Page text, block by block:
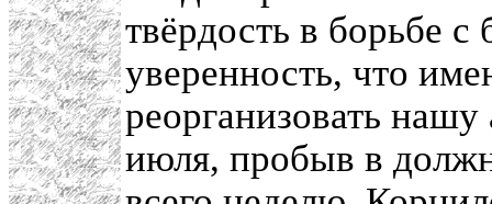
твёрдость в борьбе
уверенность, что
реорганизовать
июля, пробыв в